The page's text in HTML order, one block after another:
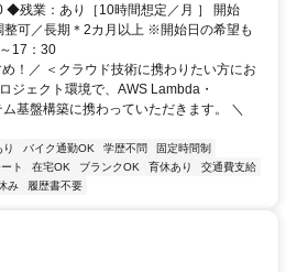
◆残業：あり［10時間想定／月 ］ 開始
整可／長期＊2カ月以上 ※開始日の希望も
17：30
！／ ＜クラウド技術に携わりたい方にお
ジェクト環境で、AWS Lambda・
基盤構築に携わっていただきます。 ＼
バイク通勤OK 学歴不問
固定時間制
ト 在宅OK ブランクOK 育休あり
交通費支給
み 履歴書不要